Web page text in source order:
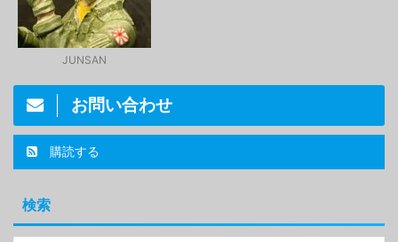
JUNSAN
お問い合わせ
購読する
検索